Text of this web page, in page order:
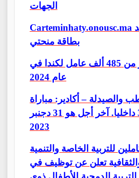
الجهات
Carteminhaty.onousc.ma حجز موعد
بطاقة منحتي
مطلوب أكثر من 485 ألف عامل لكندا في
عام 2024
والصيدلة – أكادير: مباراة
توظيف 35 داخليا. آخر أجل هو 31 دجنبر
2023
للتربية الخاصة والتنمية
والثقافية تعلن عن توظيف في